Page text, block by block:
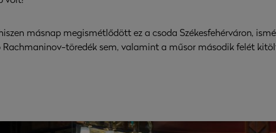
másnap megismétlődött ez a csoda Székesfehérváron,
töredék sem, valamint a műsor második felét